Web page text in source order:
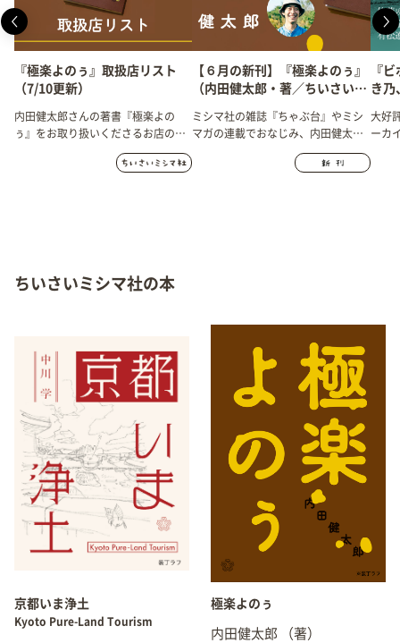
『極楽よのぅ』取扱店リスト
（7/10更新）
内田健太郎さんの著書『極楽よの
ぅ』をお取り扱いくださるお店の一
【６月の新刊】『極楽よのぅ』
（内田健太郎・著／ちいさいミ
ミシマ社の雑誌『ちゃぶ台』やミシ
マガの連載でおなじみ、内田健太郎
島へ移住。初の子育て、田舎暮ら
『
き乃
ーカ
大好
ーカ
ちいさいミシマ社の本
京都いま浄土
Kyoto Pure-Land Tourism
極楽よのぅ
内田健太郎 （著）